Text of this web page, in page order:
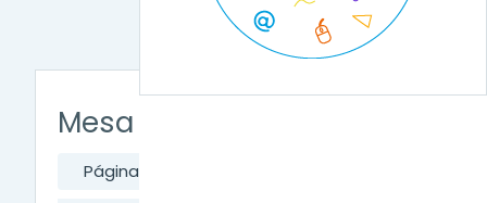
Mesa de Ayuda
Página Principal